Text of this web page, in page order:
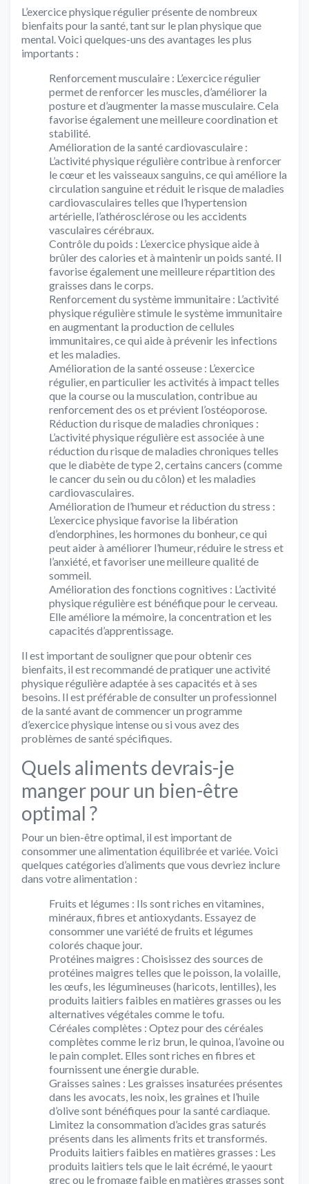
L’exercice physique régulier présente de nombreux
bienfaits pour la santé, tant sur le plan physique que
mental. Voici quelques-uns des avantages les plus
importants :
Renforcement musculaire : L’exercice régulier
permet de renforcer les muscles, d’améliorer la
posture et d’augmenter la masse musculaire. Cela
favorise également une meilleure coordination et
stabilité.
Amélioration de la santé cardiovasculaire :
L’activité physique régulière contribue à renforcer
le cœur et les vaisseaux sanguins, ce qui améliore la
circulation sanguine et réduit le risque de maladies
cardiovasculaires telles que l’hypertension
artérielle, l’athérosclérose ou les accidents
vasculaires cérébraux.
Contrôle du poids : L’exercice physique aide à
brûler des calories et à maintenir un poids santé. Il
favorise également une meilleure répartition des
graisses dans le corps.
Renforcement du système immunitaire : L’activité
physique régulière stimule le système immunitaire
en augmentant la production de cellules
immunitaires, ce qui aide à prévenir les infections
et les maladies.
Amélioration de la santé osseuse : L’exercice
régulier, en particulier les activités à impact telles
que la course ou la musculation, contribue au
renforcement des os et prévient l’ostéoporose.
Réduction du risque de maladies chroniques :
L’activité physique régulière est associée à une
réduction du risque de maladies chroniques telles
que le diabète de type 2, certains cancers (comme
le cancer du sein ou du côlon) et les maladies
cardiovasculaires.
Amélioration de l’humeur et réduction du stress :
L’exercice physique favorise la libération
d’endorphines, les hormones du bonheur, ce qui
peut aider à améliorer l’humeur, réduire le stress et
l’anxiété, et favoriser une meilleure qualité de
sommeil.
Amélioration des fonctions cognitives : L’activité
physique régulière est bénéfique pour le cerveau.
Elle améliore la mémoire, la concentration et les
capacités d’apprentissage.
Il est important de souligner que pour obtenir ces
bienfaits, il est recommandé de pratiquer une activité
physique régulière adaptée à ses capacités et à ses
besoins. Il est préférable de consulter un professionnel
de la santé avant de commencer un programme
d’exercice physique intense ou si vous avez des
problèmes de santé spécifiques.
Quels aliments devrais-je
manger pour un bien-être
optimal ?
Pour un bien-être optimal, il est important de
consommer une alimentation équilibrée et variée. Voici
quelques catégories d’aliments que vous devriez inclure
dans votre alimentation :
Fruits et légumes : Ils sont riches en vitamines,
minéraux, fibres et antioxydants. Essayez de
consommer une variété de fruits et légumes
colorés chaque jour.
Protéines maigres : Choisissez des sources de
protéines maigres telles que le poisson, la volaille,
les œufs, les légumineuses (haricots, lentilles), les
produits laitiers faibles en matières grasses ou les
alternatives végétales comme le tofu.
Céréales complètes : Optez pour des céréales
complètes comme le riz brun, le quinoa, l’avoine ou
le pain complet. Elles sont riches en fibres et
fournissent une énergie durable.
Graisses saines : Les graisses insaturées présentes
dans les avocats, les noix, les graines et l’huile
d’olive sont bénéfiques pour la santé cardiaque.
Limitez la consommation d’acides gras saturés
présents dans les aliments frits et transformés.
Produits laitiers faibles en matières grasses : Les
produits laitiers tels que le lait écrémé, le yaourt
grec ou le fromage faible en matières grasses sont